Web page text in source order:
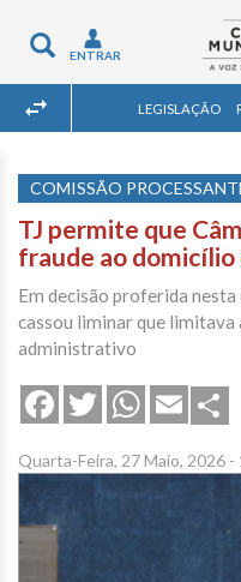
Toggle
navigation
ENTRAR
LEGISLAÇÃO
COMISSÃO
TJ permite que
fraude ao
Em decisão proferida
cassou liminar que
administrativo
FacebookTwitterWhatsApp
Email
Quarta-Feira, 27 Maio, 2026 -